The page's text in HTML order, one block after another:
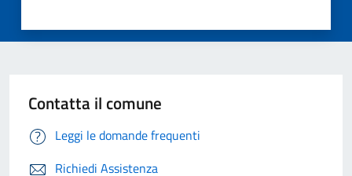
Contatta il comune
Leggi le domande frequenti
Richiedi Assistenza